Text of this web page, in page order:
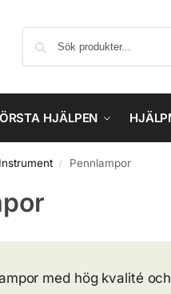
HJÄLPEN
Instrument / Pennlampor
med hög kvalité